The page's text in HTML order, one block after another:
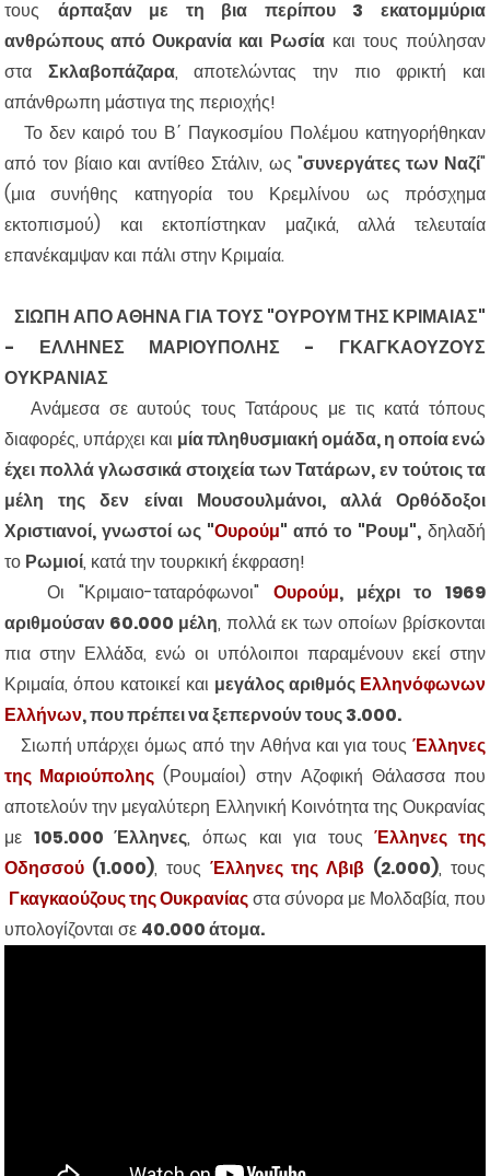
τους άρπαξαν με τη βια περίπου 3 εκατομμύρια
ανθρώπους από Ουκρανία και Ρωσίακαι τους πούλησαν
στα Σκλαβοπάζαρα, αποτελώντας την πιο φρικτή και
απάνθρωπη μάστιγα της περιοχής!
Το δεν καιρό του Β΄ Παγκοσμίου Πολέμου κατηγορήθηκαν
από τον βίαιο και αντίθεο Στάλιν, ως "συνεργάτες των Ναζί"
(μια συνήθης κατηγορία του Κρεμλίνου ως πρόσχημα
εκτοπισμού) και εκτοπίστηκαν μαζικά, αλλά τελευταία
επανέκαμψαν και πάλι στην Κριμαία.
ΣΙΩΠΗ ΑΠΟ ΑΘΗΝΑ ΓΙΑ ΤΟΥΣ "ΟΥΡΟΥΜ ΤΗΣ ΚΡΙΜΑΙΑΣ"
- ΕΛΛΗΝΕΣ ΜΑΡΙΟΥΠΟΛΗΣ - ΓΚΑΓΚΑΟΥΖΟΥΣ
ΟΥΚΡΑΝΙΑΣ
Ανάμεσα σε αυτούς τους Τατάρους με τις κατά τόπους
διαφορές, υπάρχει και μία πληθυσμιακή ομάδα, η οποία ενώ
έχει πολλά γλωσσικά στοιχεία των Τατάρων, εν τούτοις τα
μέλη της δεν είναι Μουσουλμάνοι, αλλά Ορθόδοξοι
Χριστιανοί, γνωστοί ως "Ουρούμ" από το "Ρουμ", δηλαδή
το Ρωμιοί, κατά την τουρκική έκφραση!
Οι "Κριμαιο-ταταρόφωνοι" Ουρούμ, μέχρι το 1969
αριθμούσαν 60.000 μέλη, πολλά εκ των οποίων βρίσκονται
πια στην Ελλάδα, ενώ οι υπόλοιποι παραμένουν εκεί στην
Κριμαία, όπου κατοικεί και μεγάλος αριθμός Ελληνόφωνων
Ελλήνων, που πρέπει να ξεπερνούν τους 3.000.
Σιωπή υπάρχει όμως από την Αθήνα και για τους Έλληνες
της Μαριούπολης (Ρουμαίοι) στην Αζοφική Θάλασσα που
αποτελούν την μεγαλύτερη Ελληνική Κοινότητα της Ουκρανίας
με 105.000 Έλληνες, όπως και για τουςΈλληνες της
Οδησσού (1.000), τους Έλληνες της Λβιβ (2.000), τους
Γκαγκαούζους της Ουκρανίαςστα σύνορα με Μολδαβία, που
υπολογίζονται σε 40.000 άτομα.